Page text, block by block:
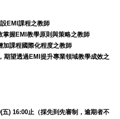
EMI課程之教師
握EMI教學原則與策略之教師
課程國際化程度之教師
期望透過EMI提升專業領域教學成效之
五) 16:00止（採先到先審制，逾期者不